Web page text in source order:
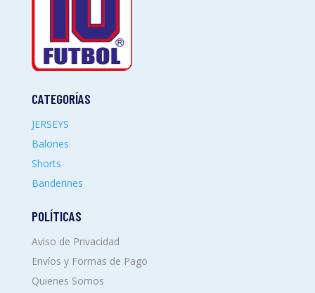
CATEGORÍAS
JERSEYS
Balones
Shorts
Banderines
POLÍTICAS
Aviso de Privacidad
Envíos y Formas de Pago
Quienes Somos